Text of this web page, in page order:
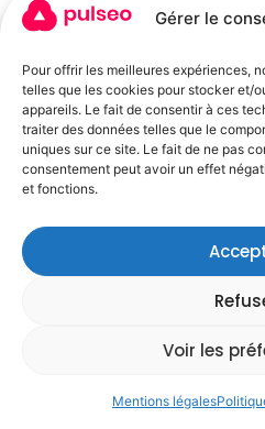
Gérer le
Pour offrir les meilleures expériences,
telles que les cookies pour stocker et/
appareils. Le fait de consentir à ces
traiter des données telles que le
uniques sur ce site. Le fait de ne pas
consentement peut avoir un effet
et fonctions.
Voir les
Mentions légales
d’analyses Web
de stocker les informations
compris l’adresse IP de
étranger.
Ces balises sont placées à
en ligne permettant aux
Site, et sur les différentes
Cette technologie permet
à
(par exemple, le nombre
ouverte et les informations
l’utilisation de ce Site par
Le prestataire externe